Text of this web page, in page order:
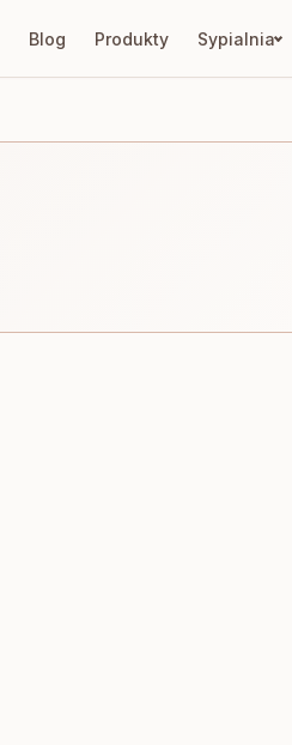
Blog Produkty Sypialnia